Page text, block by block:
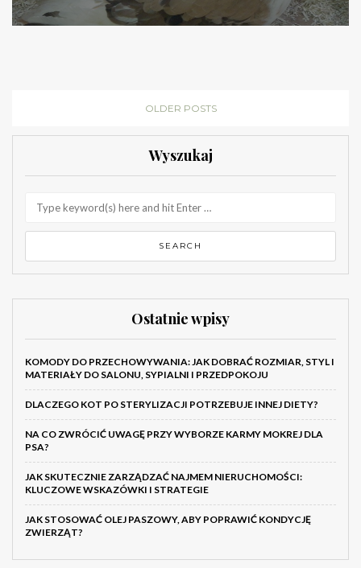
OLDER POSTS
Wyszukaj
Ostatnie wpisy
KOMODY DO PRZECHOWYWANIA: JAK DOBRAĆ ROZMIAR, STYL I
MATERIAŁY DO SALONU, SYPIALNI I PRZEDPOKOJU
DLACZEGO KOT PO STERYLIZACJI POTRZEBUJE INNEJ DIETY?
NA CO ZWRÓCIĆ UWAGĘ PRZY WYBORZE KARMY MOKREJ DLA
PSA?
JAK SKUTECZNIE ZARZĄDZAĆ NAJMEM NIERUCHOMOŚCI:
KLUCZOWE WSKAZÓWKI I STRATEGIE
JAK STOSOWAĆ OLEJ PASZOWY, ABY POPRAWIĆ KONDYCJĘ
ZWIERZĄT?